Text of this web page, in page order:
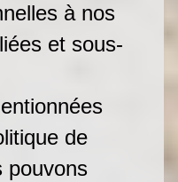
à nos
et sous-
de
pouvons